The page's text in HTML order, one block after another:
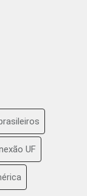
brasileiros
UF